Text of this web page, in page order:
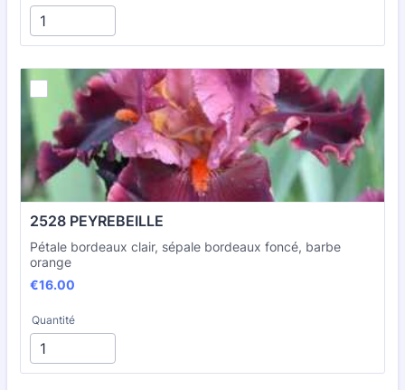
2528 PEYREBEILLE
Pétale bordeaux clair, sépale bordeaux foncé, barbe
orange
€16.00
€16.00
Quantité